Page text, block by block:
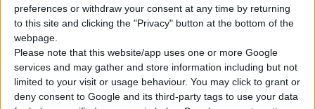
preferences or withdraw your consent at any time by returning
to this site and clicking the "Privacy" button at the bottom of the
webpage.
Please note that this website/app uses one or more Google
services and may gather and store information including but not
limited to your visit or usage behaviour. You may click to grant or
deny consent to Google and its third-party tags to use your data
Το περιστατικό υπογραμμίζει τη
σπουδαιότητα της:
• Συνεχούς κλινικής επαγρύπνησης.
• ’μεσης διακοπής του Raptiva σε υποψία
PML, με περαιτέρω κατάλληλη αξιολόγηση,